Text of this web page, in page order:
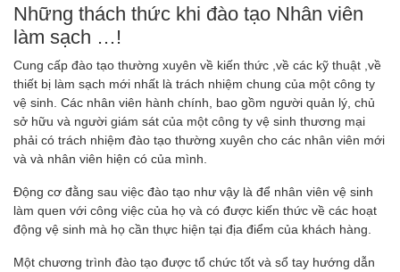
Những thách thức khi đào tạo Nhân viên
làm sạch …!
Cung cấp đào tạo thường xuyên về kiến ​​thức ,về các kỹ thuật ,về
thiết bị làm sạch mới nhất là trách nhiệm chung của một công ty
vệ sinh. Các nhân viên hành chính, bao gồm người quản lý, chủ
sở hữu và người giám sát của một công ty vệ sinh thương mại
phải có trách nhiệm đào tạo thường xuyên cho các nhân viên mới
và và nhân viên hiện có của mình.
Động cơ đằng sau việc đào tạo như vậy là để nhân viên vệ sinh
làm quen với công việc của họ và có được kiến ​​thức về các hoạt
động vệ sinh mà họ cần thực hiện tại địa điểm của khách hàng.
Một chương trình đào tạo được tổ chức tốt và sổ tay hướng dẫn